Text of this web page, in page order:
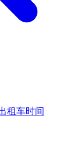
租车时间